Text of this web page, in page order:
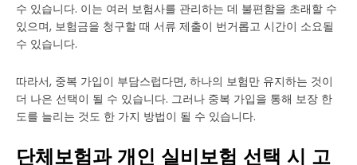
수 있습니다. 이는 여러 보험사를 관리하는 데 불편함을 초래할 수
있으며, 보험금을 청구할 때 서류 제출이 번거롭고 시간이 소요될
수 있습니다.
따라서, 중복 가입이 부담스럽다면, 하나의 보험만 유지하는 것이
더 나은 선택이 될 수 있습니다. 그러나 중복 가입을 통해 보장 한
도를 늘리는 것도 한 가지 방법이 될 수 있습니다.
단체보험과 개인 실비보험 선택 시 고